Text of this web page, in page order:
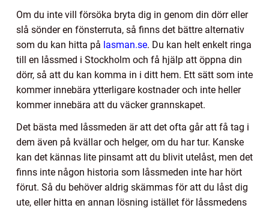
Om du inte vill försöka bryta dig in genom din dörr eller
slå sönder en fönsterruta, så finns det bättre alternativ
som du kan hitta på lasman.se. Du kan helt enkelt ringa
till en låssmed i Stockholm och få hjälp att öppna din
dörr, så att du kan komma in i ditt hem. Ett sätt som inte
kommer innebära ytterligare kostnader och inte heller
kommer innebära att du väcker grannskapet.
Det bästa med låssmeden är att det ofta går att få tag i
dem även på kvällar och helger, om du har tur. Kanske
kan det kännas lite pinsamt att du blivit utelåst, men det
finns inte någon historia som låssmeden inte har hört
förut. Så du behöver aldrig skämmas för att du låst dig
ute, eller hitta en annan lösning istället för låssmedens